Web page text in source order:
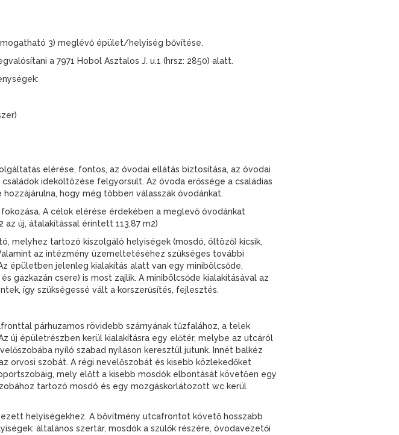
3) meglévő épület/helyiség bővítése.
a 7971 Hobol Asztalos J. u.1 (hrsz: 2850) alatt.
elérése, fontos, az óvodai ellátás biztosítása, az óvodai
ideköltözése felgyorsult. Az óvoda erőssége a családias
hogy még többen válasszák óvodánkat.
A célok elérése érdekében a meglevő óvodánkat
az új, átalakítással érintett 113,87 m2)
melyhez tartozó kiszolgáló helyiségek (mosdó, öltöző) kicsik,
az intézmény üzemeltetéséhez szükséges további
épületben jelenleg kialakítás alatt van egy minibölcsőde,
gázkazán csere) is most zajlik. A minibölcsőde kialakításával az
így szükségessé vált a korszerűsítés, fejlesztés.
párhuzamos rövidebb szárnyának tűzfalához, a telek
új épületrészben kerül kialakításra egy előtér, melybe az utcáról
nyíló szabad nyíláson keresztül jutunk. Innét balkéz
orvosi szobát. A régi nevelőszobát és kisebb közlekedőket
mely előtt a kisebb mosdók elbontását követően egy
tartozó mosdó és egy mozgáskorlátozott wc kerül
helyiségekhez. A bővítmény utcafrontot követő hosszabb
általános szertár, mosdók a szülők részére, óvodavezetői